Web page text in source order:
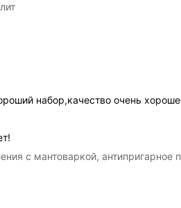
набор,качество очень
с мантоваркой, антипригарное